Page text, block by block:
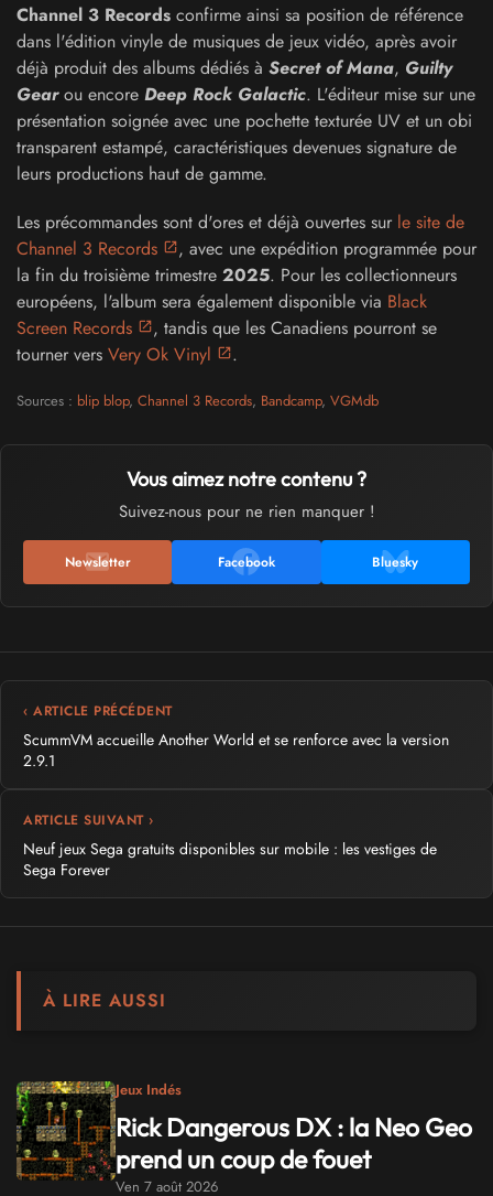
Channel 3 Records confirme ainsi sa position de référence
dans l'édition vinyle de musiques de jeux vidéo, après avoir
déjà produit des albums dédiés à Secret of Mana, Guilty
Gearou encore Deep Rock Galactic. L'éditeur mise sur une
présentation soignée avec une pochette texturée UV et un obi
transparent estampé, caractéristiques devenues signature de
leurs productions haut de gamme.
Les précommandes sont d'ores et déjà ouvertes sur le site de
Channel 3 Records
, avec une expédition programmée pour
la fin du troisième trimestre 2025. Pour les collectionneurs
européens, l'album sera également disponible via Black
Screen Records
, tandis que les Canadiens pourront se
tourner vers Very Ok Vinyl .
Sources : blip blop, Channel 3 Records, Bandcamp, VGMdb
Vous aimez notre contenu ?
Suivez-nous pour ne rien manquer !
Newsletter Facebook Bluesky
‹ ARTICLE PRÉCÉDENT
ScummVM accueille Another World et se renforce avec la version
2.9.1
ARTICLE SUIVANT ›
Neuf jeux Sega gratuits disponibles sur mobile : les vestiges de
Sega Forever
À LIRE AUSSI
Jeux Indés
Rick Dangerous DX : la Neo Geo
prend un coup de fouet
Ven 7 août 2026